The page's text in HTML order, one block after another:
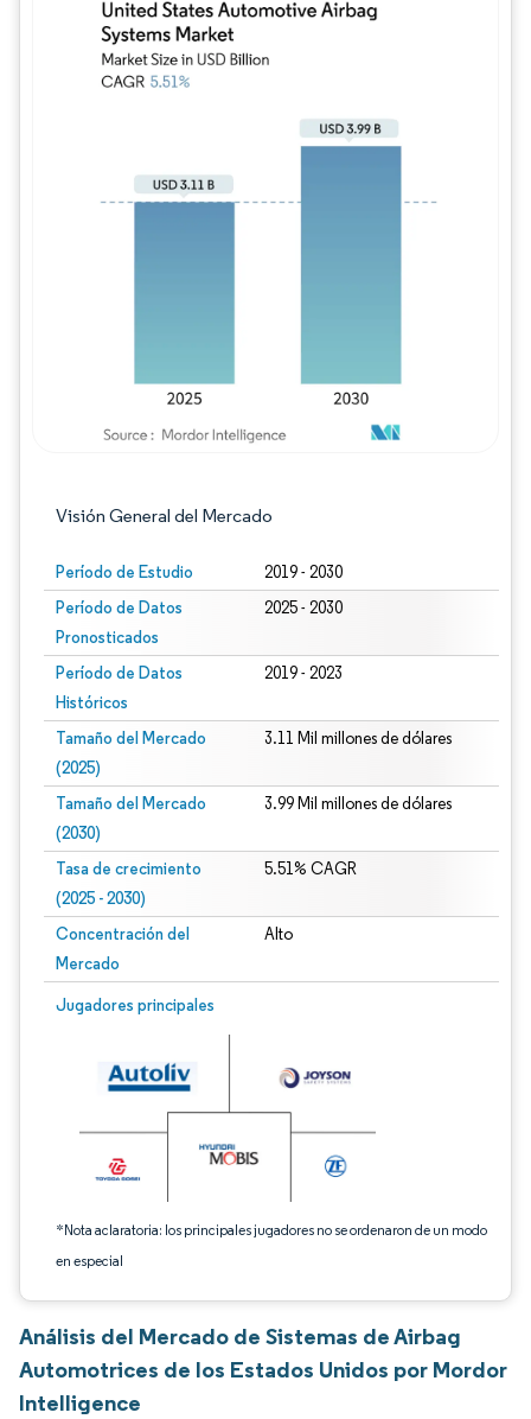
Visión General del Mercado
Período de Estudio 2019 - 2030
Período de Datos
Pronosticados
2025 - 2030
Período de Datos
Históricos
2019 - 2023
Tamaño del Mercado
(2025)
3.11 Mil millones de dólares
Tamaño del Mercado
(2030)
3.99 Mil millones de dólares
Tasa de crecimiento
(2025 - 2030)
5.51% CAGR
Concentración del
Mercado
Alto
Jugadores principales
*Nota aclaratoria: los principales jugadores no se ordenaron de un modo
en especial
Imagen © Mordor Intelligence. El uso requiere atribución según CC BY 4.0.
Análisis del Mercado de Sistemas de Airbag
Automotrices de los Estados Unidos por Mordor
Intelligence